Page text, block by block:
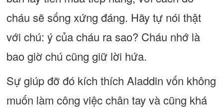
cháu sẽ sống xứng đáng. Hãy tự nói thật
với chú: ý của cháu ra sao? Cháu nhớ là
bao giờ chú cũng giữ lời hứa.
Sự giúp đỡ đó kích thích Aladdin vốn không
muốn làm công việc chân tay và cũng khá